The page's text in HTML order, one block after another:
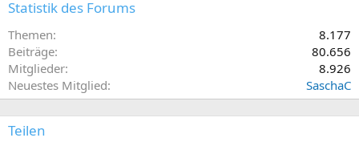
Statistik des Forums
Themen
8.177
Beiträge
80.656
Mitglieder
8.926
Neuestes Mitglied
SaschaC
Teilen